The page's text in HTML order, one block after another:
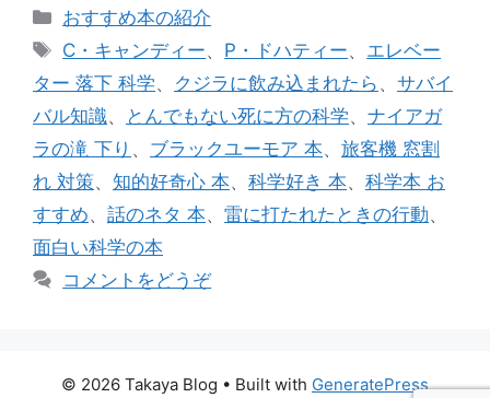
カ
テ
リ
ー
おすすめ本の紹介
タ
グ
C・キャンディー、 P・ドハティー、 エレベー
ター 落下 科学、 クジラに飲み込まれたら 、 サバイ
バル知識、 とんでもない死に方の科学、 ナイアガ
ラの滝 下り 、 ブラックユーモア 本、 旅客機 窓割
れ 対策、 知的好奇心 本、 科学好き 本、 科学本 お
すすめ、 話のネタ 本、 雷に打たれたときの行動、
面白い科学の本
コメントをどうぞ
© 2026 Takaya Blog • Built with GeneratePress